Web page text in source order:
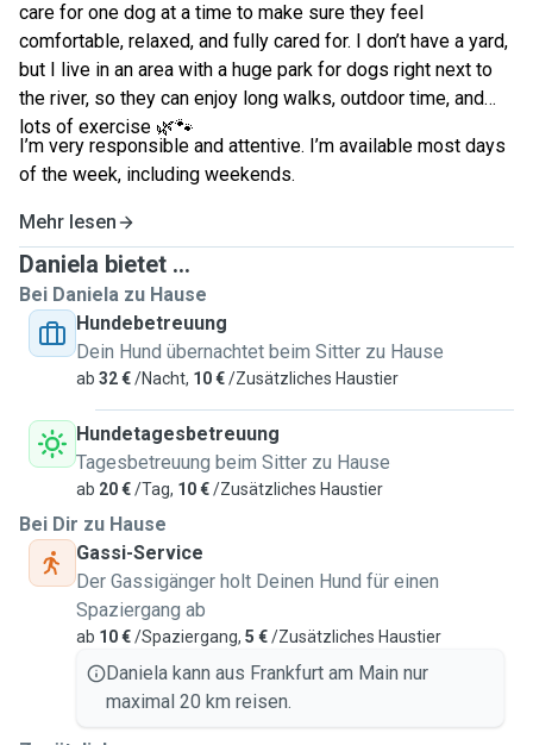
care for one dog at a time to make sure they feel
comfortable, relaxed, and fully cared for. I don’t have a yard,
but I live in an area with a huge park for dogs right next to
the river, so they can enjoy long walks, outdoor time, and
lots of exercise 🌿🐾
I’m very responsible and attentive. I’m available most days
of the week, including weekends.
Mehr lesen
Daniela bietet ...
Bei Daniela zu Hause
Hundebetreuung
Dein Hund übernachtet beim Sitter zu Hause
ab 32 €/Nacht, 10 €/Zusätzliches Haustier
Hundetagesbetreuung
Tagesbetreuung beim Sitter zu Hause
ab 20 €/Tag, 10 €/Zusätzliches Haustier
Bei Dir zu Hause
Gassi-Service
Der Gassigänger holt Deinen Hund für einen
Spaziergang ab
ab 10 €/Spaziergang, 5 €/Zusätzliches Haustier
Daniela kann aus Frankfurt am Main nur
maximal 20 km reisen.